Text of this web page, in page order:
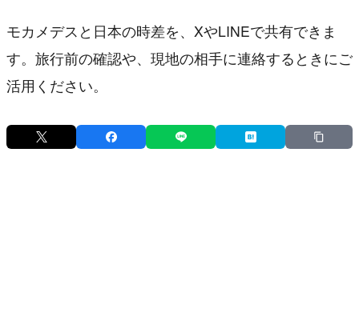
モカメデスと日本の時差を、XやLINEで共有できま
す。旅行前の確認や、現地の相手に連絡するときにご
活用ください。